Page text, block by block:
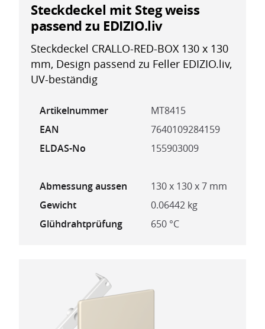
Steckdeckel mit Steg weiss
passend zu EDIZIO.liv
Steckdeckel CRALLO-RED-BOX 130 x 130
mm, Design passend zu Feller EDIZIO.liv,
UV-beständig
Artikelnummer
MT8415
EAN
7640109284159
ELDAS-No
155903009
Abmessung aussen
130 x 130 x 7 mm
Gewicht
0.06442 kg
Glühdrahtprüfung
650 °C